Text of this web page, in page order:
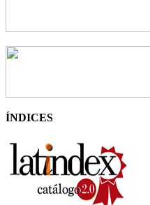
ÍNDICES